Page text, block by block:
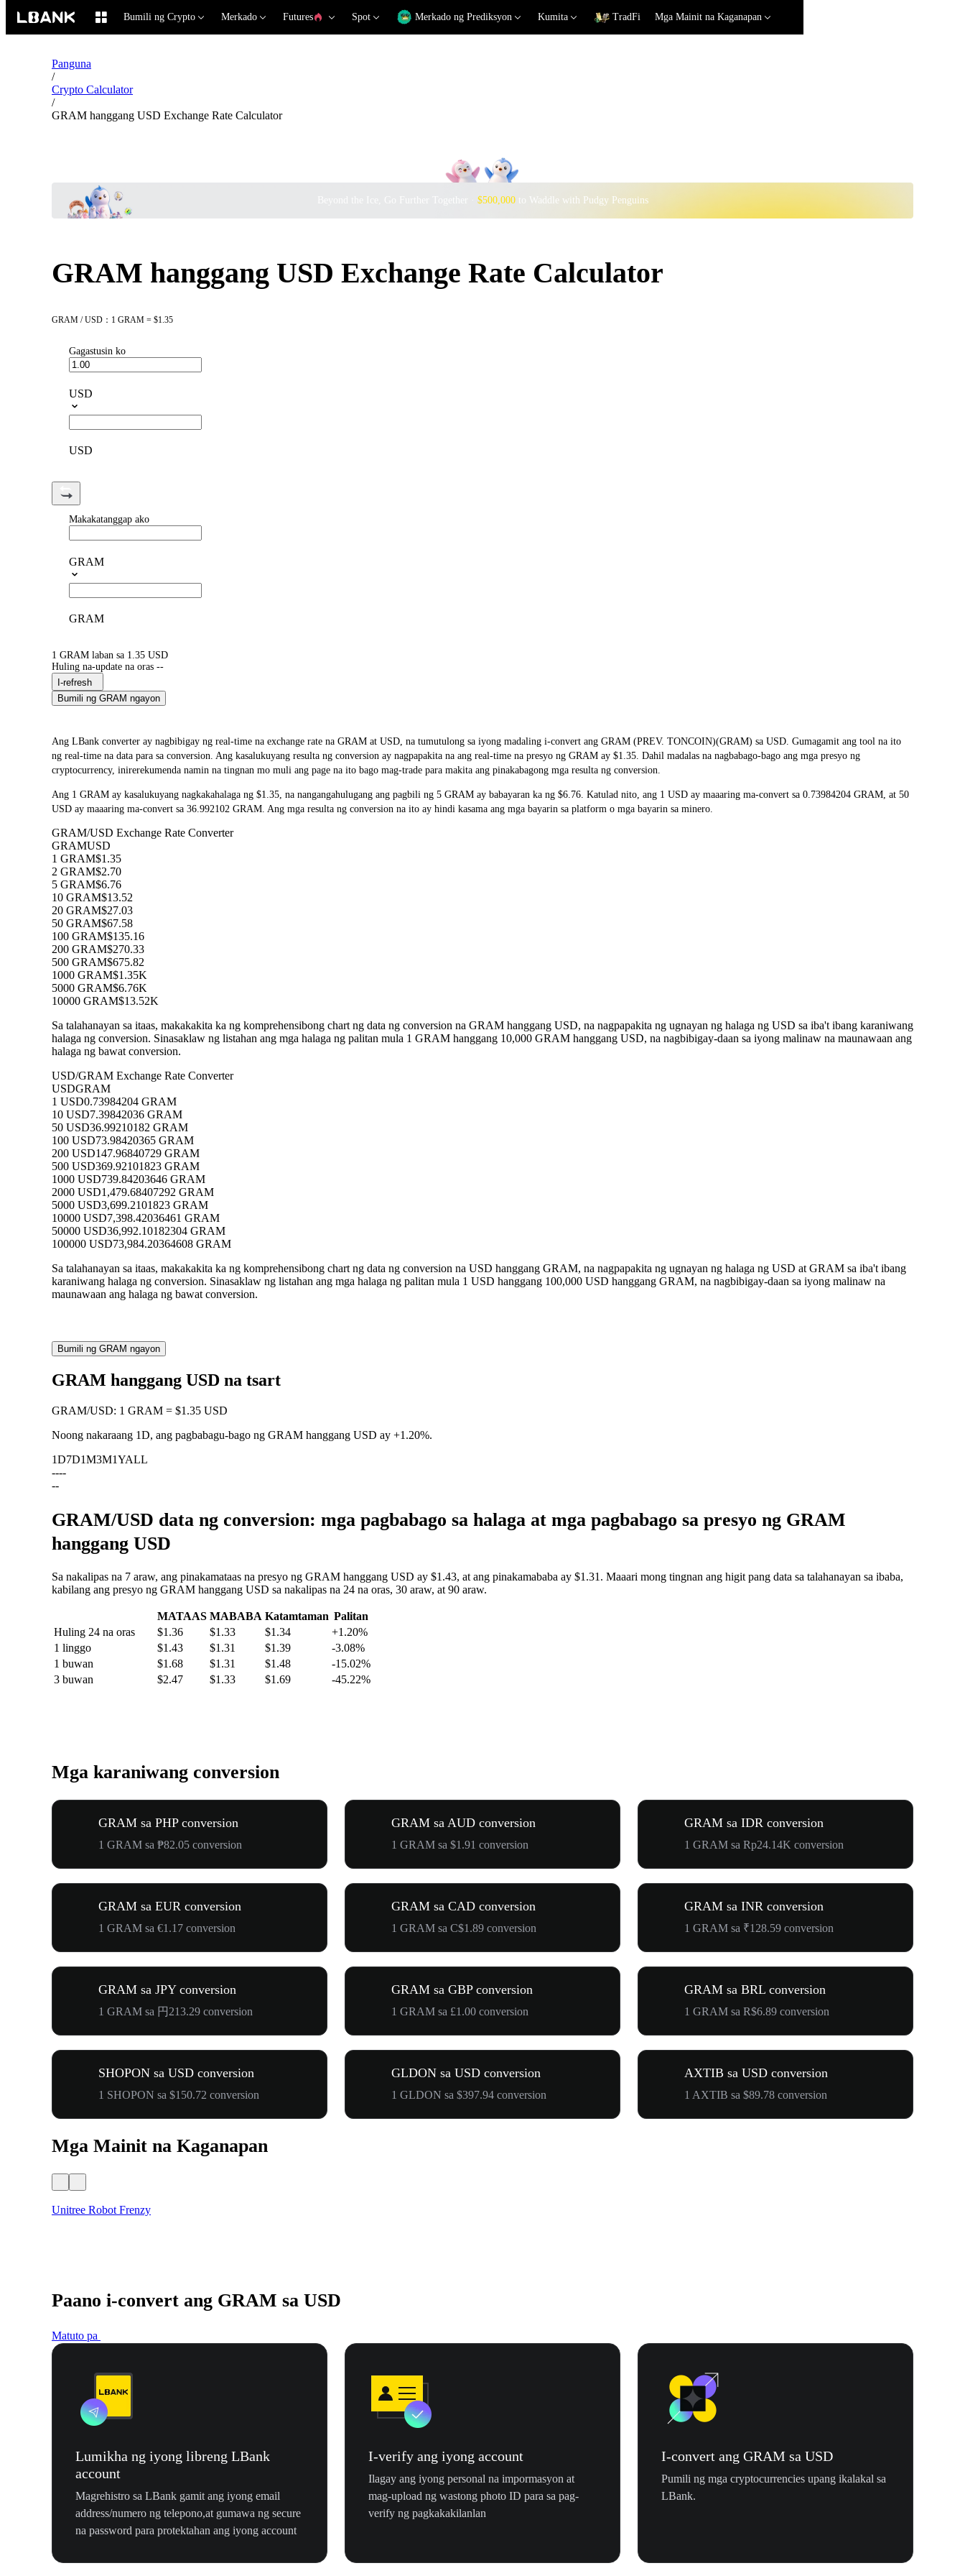
Bumili ng Crypto Merkado Futures Spot Merkado ng Prediksyon Kumita TradFi Mga Mainit na Kaganapan
Panguna
/
Crypto Calculator
/
GRAM hanggang USD Exchange Rate Calculator
Beyond the Ice, Go Further Together · $500,000to Waddle with Pudgy Penguins
GRAM hanggang USD Exchange Rate Calculator
GRAM / USD：1 GRAM = $1.35
Gagastusin ko
USD
USD
Makakatanggap ako
GRAM
GRAM
1 GRAM laban sa 1.35 USD
Huling na-update na oras --
I-refresh
Bumili ng GRAM ngayon
Ang LBank converter ay nagbibigay ng real-time na exchange rate na GRAM at USD, na tumutulong sa iyong madaling i-convert ang GRAM (PREV. TONCOIN)(GRAM) sa USD. Gumagamit ang tool na ito
ng real-time na data para sa conversion. Ang kasalukuyang resulta ng conversion ay nagpapakita na ang real-time na presyo ng GRAM ay $1.35. Dahil madalas na nagbabago-bago ang mga presyo ng
cryptocurrency, inirerekumenda namin na tingnan mo muli ang page na ito bago mag-trade para makita ang pinakabagong mga resulta ng conversion.
Ang 1 GRAM ay kasalukuyang nagkakahalaga ng $1.35, na nangangahulugang ang pagbili ng 5 GRAM ay babayaran ka ng $6.76. Katulad nito, ang 1 USD ay maaaring ma-convert sa 0.73984204 GRAM, at 50
USD ay maaaring ma-convert sa 36.992102 GRAM. Ang mga resulta ng conversion na ito ay hindi kasama ang mga bayarin sa platform o mga bayarin sa minero.
GRAM/USD Exchange Rate Converter
GRAMUSD
1 GRAM$1.35
2 GRAM$2.70
5 GRAM$6.76
10 GRAM$13.52
20 GRAM$27.03
50 GRAM$67.58
100 GRAM$135.16
200 GRAM$270.33
500 GRAM$675.82
1000 GRAM$1.35K
5000 GRAM$6.76K
10000 GRAM$13.52K
Sa talahanayan sa itaas, makakakita ka ng komprehensibong chart ng data ng conversion na GRAM hanggang USD, na nagpapakita ng ugnayan ng halaga ng USD sa iba't ibang karaniwang
halaga ng conversion. Sinasaklaw ng listahan ang mga halaga ng palitan mula 1 GRAM hanggang 10,000 GRAM hanggang USD, na nagbibigay-daan sa iyong malinaw na maunawaan ang
halaga ng bawat conversion.
USD/GRAM Exchange Rate Converter
USDGRAM
1 USD0.73984204 GRAM
10 USD7.39842036 GRAM
50 USD36.99210182 GRAM
100 USD73.98420365 GRAM
200 USD147.96840729 GRAM
500 USD369.92101823 GRAM
1000 USD739.84203646 GRAM
2000 USD1,479.68407292 GRAM
5000 USD3,699.2101823 GRAM
10000 USD7,398.42036461 GRAM
50000 USD36,992.10182304 GRAM
100000 USD73,984.20364608 GRAM
Sa talahanayan sa itaas, makakakita ka ng komprehensibong chart ng data ng conversion na USD hanggang GRAM, na nagpapakita ng ugnayan ng halaga ng USD at GRAM sa iba't ibang
karaniwang halaga ng conversion. Sinasaklaw ng listahan ang mga halaga ng palitan mula 1 USD hanggang 100,000 USD hanggang GRAM, na nagbibigay-daan sa iyong malinaw na
maunawaan ang halaga ng bawat conversion.
Bumili ng GRAM ngayon
GRAM hanggang USD na tsart
GRAM/USD: 1 GRAM = $1.35 USD
Noong nakaraang 1D, ang pagbabagu-bago ng GRAM hanggang USD ay +1.20%.
1D7D1M3M1YALL
----
--
GRAM/USD data ng conversion: mga pagbabago sa halaga at mga pagbabago sa presyo ng GRAM
hanggang USD
Sa nakalipas na 7 araw, ang pinakamataas na presyo ng GRAM hanggang USD ay $1.43, at ang pinakamababa ay $1.31. Maaari mong tingnan ang higit pang data sa talahanayan sa ibaba,
kabilang ang presyo ng GRAM hanggang USD sa nakalipas na 24 na oras, 30 araw, at 90 araw.
MATAAS MABABA Katamtaman Palitan
Huling 24 na oras
$1.36 $1.33 $1.34
+1.20%
1 linggo
$1.43 $1.31 $1.39
-3.08%
1 buwan
$1.68 $1.31 $1.48
-15.02%
3 buwan
$2.47 $1.33 $1.69 -45.22%
Mga karaniwang conversion
GRAM sa PHP conversion
1 GRAM sa ₱82.05 conversion
GRAM sa AUD conversion
1 GRAM sa $1.91 conversion
GRAM sa IDR conversion
1 GRAM sa Rp24.14K conversion
GRAM sa EUR conversion
1 GRAM sa €1.17 conversion
GRAM sa CAD conversion
1 GRAM sa C$1.89 conversion
GRAM sa INR conversion
1 GRAM sa ₹128.59 conversion
GRAM sa JPY conversion
1 GRAM sa 円213.29 conversion
GRAM sa GBP conversion
1 GRAM sa £1.00 conversion
GRAM sa BRL conversion
1 GRAM sa R$6.89 conversion
SHOPON sa USD conversion
1 SHOPON sa $150.72 conversion
GLDON sa USD conversion
1 GLDON sa $397.94 conversion
AXTIB sa USD conversion
1 AXTIB sa $89.78 conversion
Mga Mainit na Kaganapan
Unitree Robot Frenzy
Paano i-convert ang GRAM sa USD
Matuto pa
Lumikha ng iyong libreng LBank
account
Magrehistro sa LBank gamit ang iyong email
address/numero ng telepono,at gumawa ng secure
na password para protektahan ang iyong account
I-verify ang iyong account
Ilagay ang iyong personal na impormasyon at
mag-upload ng wastong photo ID para sa pag-
verify ng pagkakakilanlan
I-convert ang GRAM sa USD
Pumili ng mga cryptocurrencies upang ikalakal sa
LBank.